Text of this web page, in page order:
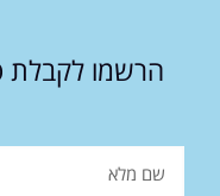
הרשמו לקבלת